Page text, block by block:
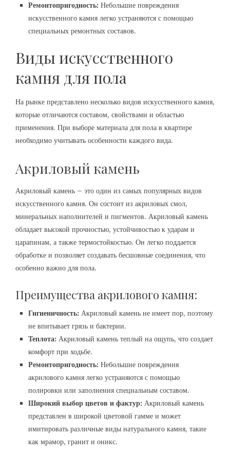
Ремонтопригодность: Небольшие повреждения
искусственного камня легко устраняются с помощью
специальных ремонтных составов.
Виды искусственного
камня для пола
На рынке представлено несколько видов искусственного камня,
которые отличаются составом, свойствами и областью
применения. При выборе материала для пола в квартире
необходимо учитывать особенности каждого вида.
Акриловый камень
Акриловый камень – это один из самых популярных видов
искусственного камня. Он состоит из акриловых смол,
минеральных наполнителей и пигментов. Акриловый камень
обладает высокой прочностью, устойчивостью к ударам и
царапинам, а также термостойкостью. Он легко поддается
обработке и позволяет создавать бесшовные соединения, что
особенно важно для пола.
Преимущества акрилового камня:
Гигиеничность: Акриловый камень не имеет пор, поэтому
не впитывает грязь и бактерии.
Теплота: Акриловый камень теплый на ощупь, что создает
комфорт при ходьбе.
Ремонтопригодность: Небольшие повреждения
акрилового камня легко устраняются с помощью
полировки или заполнения специальным составом.
Широкий выбор цветов и фактур: Акриловый камень
представлен в широкой цветовой гамме и может
имитировать различные виды натурального камня, такие
как мрамор, гранит и оникс.